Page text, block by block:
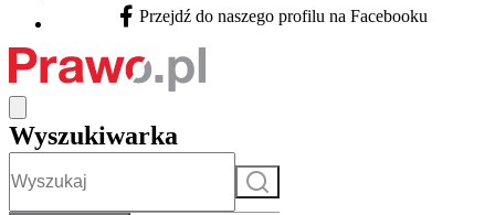
Facebook - otwiera się w nowej karcie
Przejdź do naszego profilu na Facebooku
Wyszukiwarka
Szukaj